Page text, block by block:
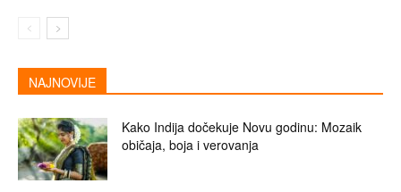
NAJNOVIJE
Kako Indija dočekuje Novu godinu: Mozaik
običaja, boja i verovanja